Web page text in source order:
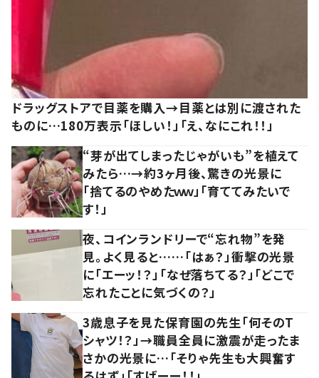
ドラッグストアで目薬を購入→目薬とは別に渡された
ものに…180万表示「ほしい！」「え、なにこれ！！」
“芽が出てしまったじゃがいも”を植えて
みたら…→約3ヶ月後、驚きの光景に
「捨てるのやめたｗｗ」「育ててみたいで
す！」
夜、コインランドリーで“忘れ物”を発
見。よく見ると……「はぁ？」衝撃の光景
に「エーッ！？」「なぜ落ちてる？」「どこで
忘れたことに気づくの？」
3歳息子を見た保育園の先生「何そのT
シャツ！？」→職員全員に激震が走ったま
さかの光景に…「そりゃ先生も大興奮す